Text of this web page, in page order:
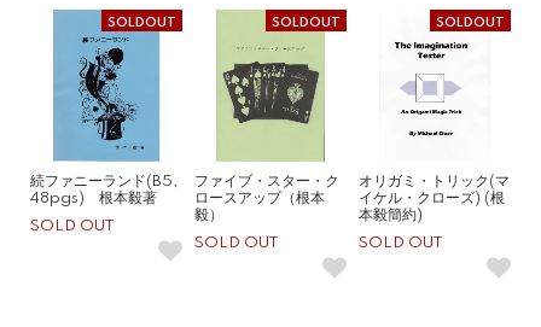
SOLDOUT
続ファニーランド(B5,
48pgs) 根本毅著
SOLD OUT
SOLDOUT
ファイブ・スター・ク
ロースアップ（根本
毅）
SOLD OUT
SOLDOUT
オリガミ・トリック(マ
イケル・クローズ) (根
本毅簡約)
SOLD OUT